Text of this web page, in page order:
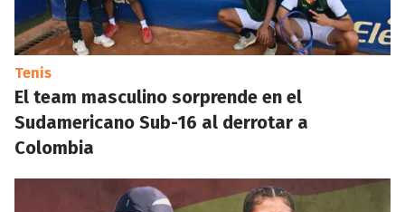
Tenis
El team masculino sorprende en el
Sudamericano Sub-16 al derrotar a
Colombia